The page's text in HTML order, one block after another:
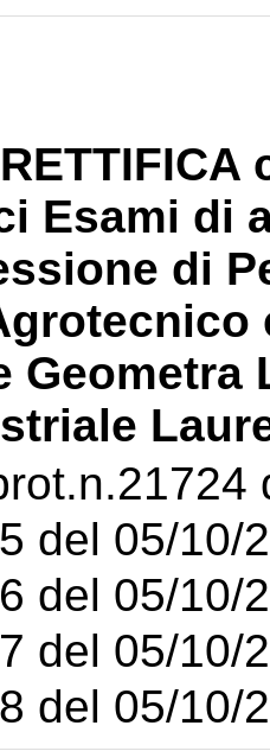
Esami di
di
del 05/10/
del 05/10/
del 05/10/
del 05/10/